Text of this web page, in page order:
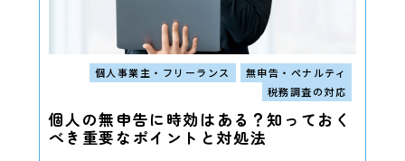
個人事業主・フリーランス
無申告・ペナルティ
税務調査の対応
個人の無申告に時効はある？知っておく
べき重要なポイントと対処法